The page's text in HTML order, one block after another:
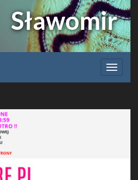
Sławomir
timeforf.pl